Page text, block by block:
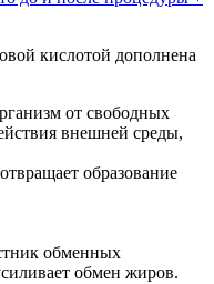
кислотой дополнена
от свободных
внешней среды,
образование
обменных
обмен жиров.